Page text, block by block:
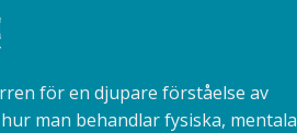
för en djupare förståelse av
man behandlar fysiska, mentala